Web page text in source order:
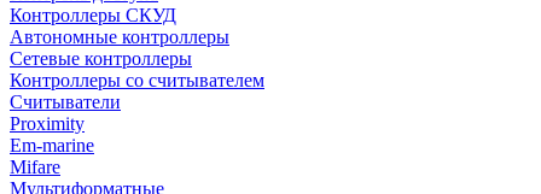
Контроллеры СКУД
Автономные контроллеры
Сетевые контроллеры
Контроллеры со считывателем
Считыватели
Proximity
Em-marine
Mifare
Мультиформатные